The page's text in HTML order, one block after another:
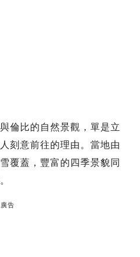
倫比的自然景觀，單是立
刻意前往的理由。當地由
覆蓋，豐富的四季景貌同
廣告